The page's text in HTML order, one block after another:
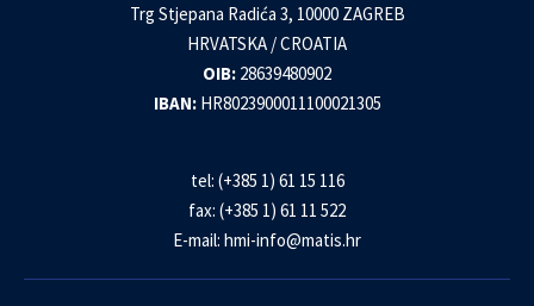
Trg Stjepana Radića 3, 10000 ZAGREB
HRVATSKA / CROATIA
OIB: 28639480902
IBAN: HR8023900011100021305
tel: (+385 1) 61 15 116
fax: (+385 1) 61 11 522
E-mail: hmi-info@matis.hr